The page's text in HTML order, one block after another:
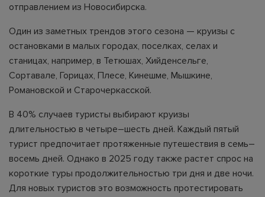
отправлением из Новосибирска.
Один из заметных трендов этого сезона — круизы с
остановками в малых городах, поселках, селах и
станицах, например, в Тетюшах, Хийденсельге,
Сортавале, Горицах, Плесе, Кинешме, Мышкине,
Романовской и Старочеркасской.
В 40% случаев туристы выбирают круизы
длительностью в четыре–шесть дней. Каждый пятый
турист предпочитает протяженные путешествия в семь–
восемь дней. Однако в 2025 году также растет спрос на
короткие туры продолжительностью три дня и две ночи.
Для новых туристов это возможность протестировать